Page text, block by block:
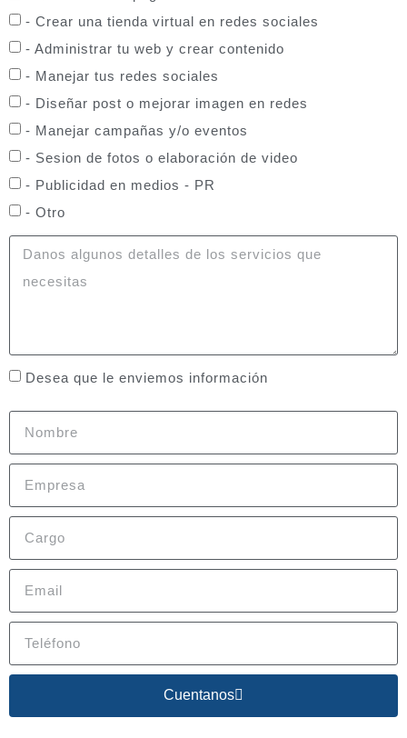
- Crear una tienda virtual en redes sociales
- Administrar tu web y crear contenido
- Manejar tus redes sociales
- Diseñar post o mejorar imagen en redes
- Manejar campañas y/o eventos
- Sesion de fotos o elaboración de video
- Publicidad en medios - PR
- Otro
Desea que le enviemos información
Cuentanos